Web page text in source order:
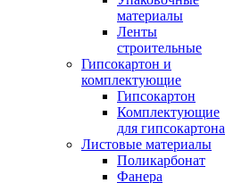
материалы
Ленты
строительные
Гипсокартон и
комплектующие
Гипсокартон
Комплектующие
для гипсокартона
Листовые материалы
Поликарбонат
Фанера